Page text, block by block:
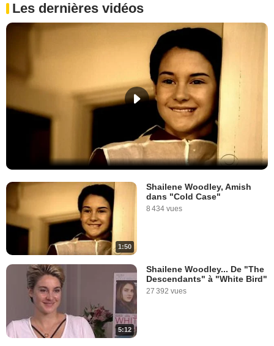
Les dernières vidéos
1:50
Shailene Woodley, Amish
dans "Cold Case"
8 434 vues
5:12
Shailene Woodley... De "The
Descendants" à "White Bird"
27 392 vues